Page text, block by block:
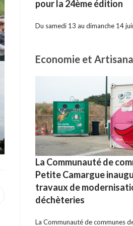
pour la 24ème édition
Du samedi 13 au dimanche 14
Economie et
La Communauté de
Petite Camargue
travaux de
déchèteries
La Communauté de communes